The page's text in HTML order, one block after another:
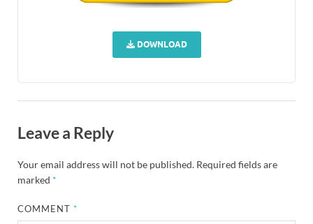
DOWNLOAD
Leave a Reply
Your email address will not be published. Required fields are
marked *
COMMENT*